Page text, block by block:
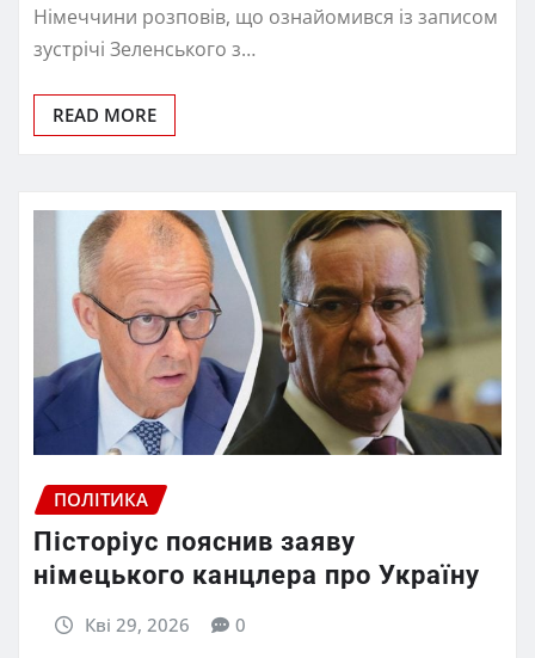
Німеччини розповів, що ознайомився із записом
зустрічі Зеленського з…
READ MORE
ПОЛІТИКА
Пісторіус пояснив заяву
німецького канцлера про Україну
Кві 29, 2026 0